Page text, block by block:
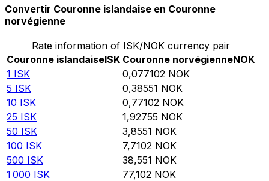
Convertir Couronne islandaise en Couronne
norvégienne
Rate information of ISK/NOK currency pair
Couronne islandaiseISK Couronne norvégienneNOK
1 ISK 0,077102 NOK
5 ISK 0,38551 NOK
10 ISK 0,77102 NOK
25 ISK 1,92755 NOK
50 ISK 3,8551 NOK
100 ISK 7,7102 NOK
500 ISK 38,551 NOK
1 000 ISK 77,102 NOK